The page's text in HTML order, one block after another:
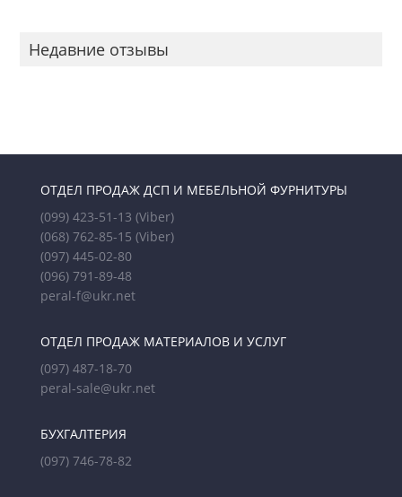
Недавние отзывы
ОТДЕЛ ПРОДАЖ ДСП И МЕБЕЛЬНОЙ ФУРНИТУРЫ
(099) 423-51-13 (Viber)
(068) 762-85-15 (Viber)
(097) 445-02-80
(096) 791-89-48
peral-f@ukr.net
ОТДЕЛ ПРОДАЖ МАТЕРИАЛОВ И УСЛУГ
(097) 487-18-70
peral-sale@ukr.net
БУХГАЛТЕРИЯ
(097) 746-78-82